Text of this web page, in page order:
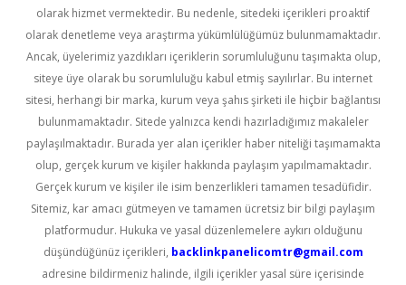
olarak hizmet vermektedir. Bu nedenle, sitedeki içerikleri proaktif
olarak denetleme veya araştırma yükümlülüğümüz bulunmamaktadır.
Ancak, üyelerimiz yazdıkları içeriklerin sorumluluğunu taşımakta olup,
siteye üye olarak bu sorumluluğu kabul etmiş sayılırlar. Bu internet
sitesi, herhangi bir marka, kurum veya şahıs şirketi ile hiçbir bağlantısı
bulunmamaktadır. Sitede yalnızca kendi hazırladığımız makaleler
paylaşılmaktadır. Burada yer alan içerikler haber niteliği taşımamakta
olup, gerçek kurum ve kişiler hakkında paylaşım yapılmamaktadır.
Gerçek kurum ve kişiler ile isim benzerlikleri tamamen tesadüfidir.
Sitemiz, kar amacı gütmeyen ve tamamen ücretsiz bir bilgi paylaşım
platformudur. Hukuka ve yasal düzenlemelere aykırı olduğunu
düşündüğünüz içerikleri, backlinkpanelicomtr@gmail.com
adresine bildirmeniz halinde, ilgili içerikler yasal süre içerisinde